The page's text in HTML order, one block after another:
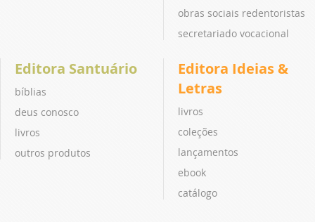
obras sociais redentoristas
secretariado vocacional
Editora Santuário
bíblias
deus conosco
livros
outros produtos
Editora Ideias &
Letras
livros
coleções
lançamentos
ebook
catálogo